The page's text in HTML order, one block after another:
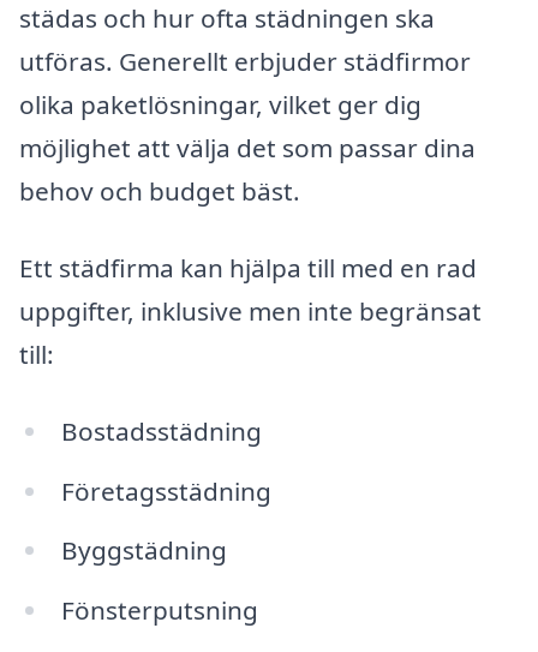
städas och hur ofta städningen ska
utföras. Generellt erbjuder städfirmor
olika paketlösningar, vilket ger dig
möjlighet att välja det som passar dina
behov och budget bäst.
Ett städfirma kan hjälpa till med en rad
uppgifter, inklusive men inte begränsat
till:
Bostadsstädning
Företagsstädning
Byggstädning
Fönsterputsning